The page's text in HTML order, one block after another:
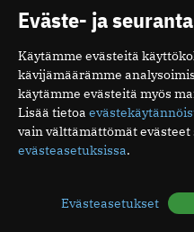
00510 Helsinki
puh. (09) 393 091
ISSN 2323-9476
Eväste- ja
Käytämme evästeitä
kävijämäärämme
käytämme evästeitä myös
Lisää tietoa
vain välttämättömät
evästeasetuksissa.
Evästeasetukset